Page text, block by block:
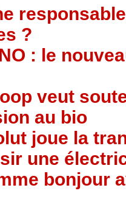
?
: le
veut
au bio
joue la
une
bonjour